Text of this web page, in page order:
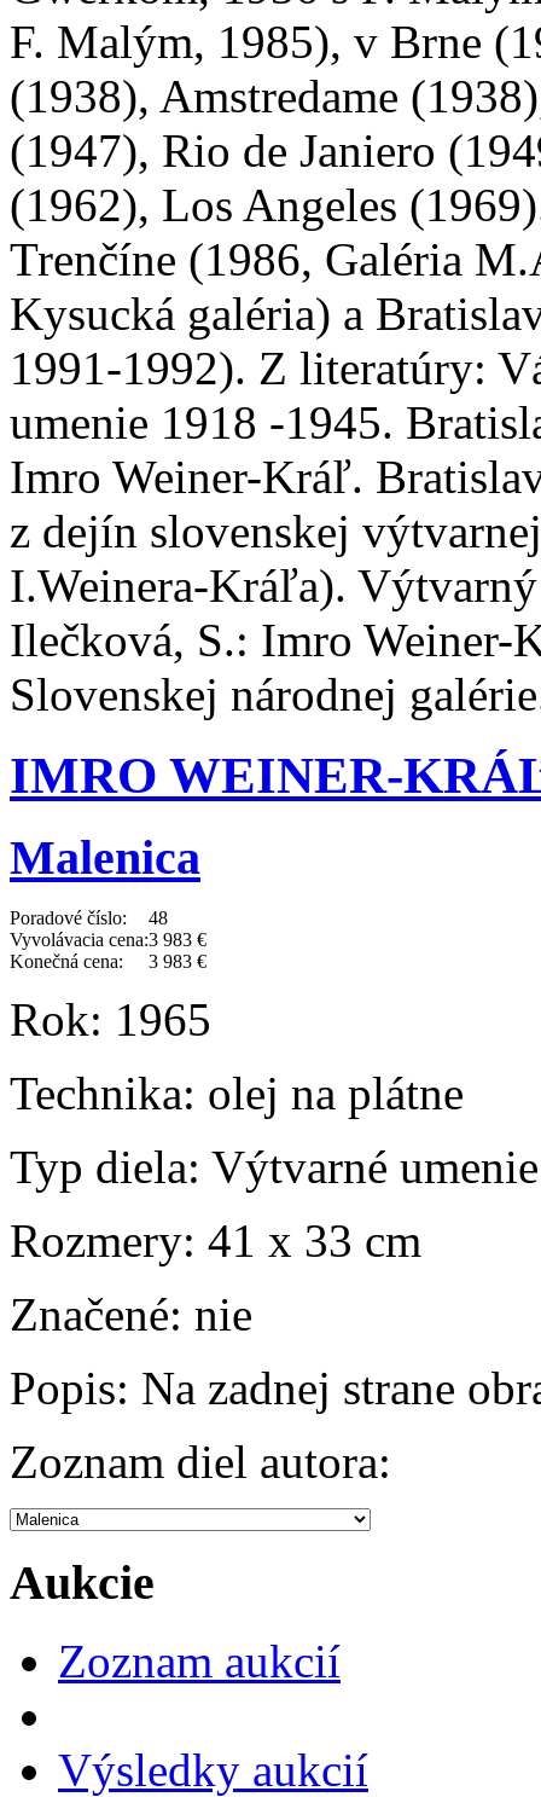
F. Malým, 1985), v Brne
(1938), Amstredame
(1947), Rio de Janiero
(1962), Los Angeles
Trenčíne (1986, Galéria
Kysucká galéria) a
1991-1992). Z literatúry:
umenie 1918 -1945.
Imro Weiner-Kráľ.
z dejín slovenskej
I.Weinera-Kráľa).
Ilečková, S.: Imro
Slovenskej národnej
IMRO WEINER-
Malenica
Poradové číslo:
48
Vyvolávacia cena:3 983 €
Konečná cena:
3 983 €
Rok: 1965
Technika: olej na plátne
Typ diela: Výtvarné umenie
Rozmery: 41 x 33 cm
Značené: nie
Popis: Na zadnej strane
Zoznam diel autora:
Aukcie
Zoznam aukcií
Výsledky aukcií